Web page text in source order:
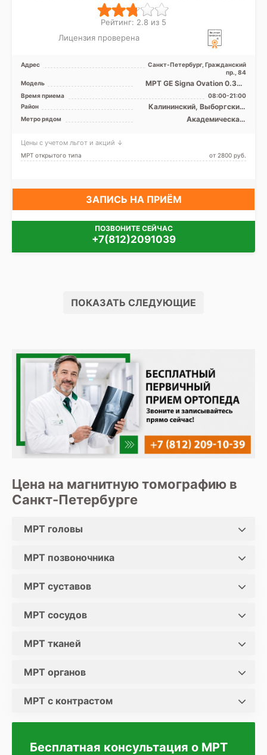
Рейтинг: 2.8 из 5
Лицензия проверена
Адрес
Санкт-Петербург, Гражданский
пр., 84
Модель
МРТ GE Signa Ovation 0.35T
открытый тип, УЗИ
Время приема
08:00-21:00
Район
Калининский, Выборгский,
Приморский, Лен. область
Метро рядом
Академическая,
Политехническая, Проспект
Просвещения, Удельная
Цены с учетом льгот и акций ↓
МРТ открытого типа от 2800 pуб.
ЗАПИСЬ НА ПРИЁМ
ПОЗВОНИТЕ СЕЙЧАС
+7(812)2091039
ПОКАЗАТЬ СЛЕДУЮЩИЕ
Цена на магнитную томографию в
Санкт-Петербурге
МРТ головы
МРТ позвоночника
МРТ суставов
МРТ сосудов
МРТ тканей
МРТ органов
МРТ с контрастом
Бесплатная консультация о МРТ